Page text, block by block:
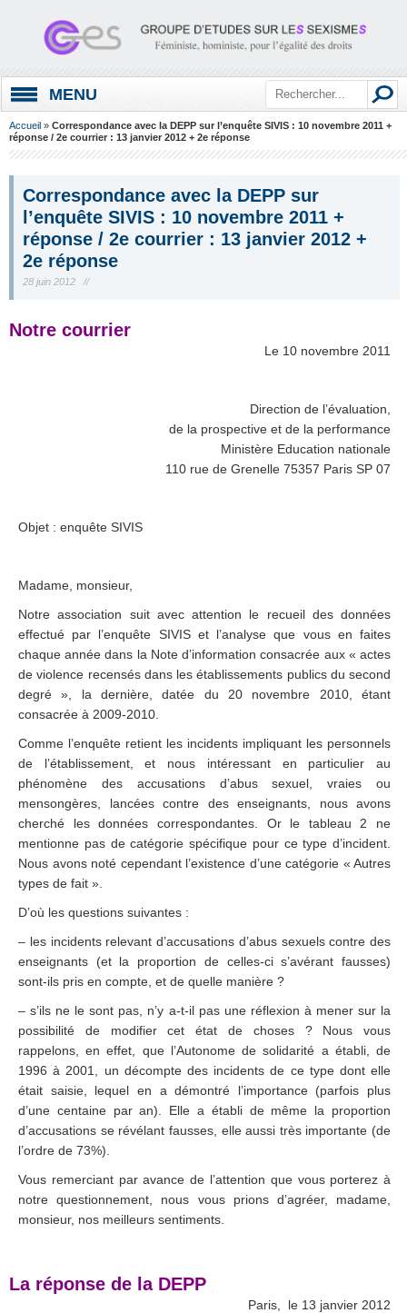
MENU
Accueil » Correspondance avec la DEPP sur l’enquête SIVIS : 10 novembre 2011 +
réponse / 2e courrier : 13 janvier 2012 + 2e réponse
Correspondance avec la DEPP sur
l’enquête SIVIS : 10 novembre 2011 +
réponse / 2e courrier : 13 janvier 2012 +
2e réponse
28 juin 2012 //
Notre courrier
Le 10 novembre 2011
Direction de l’évaluation,
de la prospective et de la performance
Ministère Education nationale
110 rue de Grenelle 75357 Paris SP 07
Objet : enquête SIVIS
Madame, monsieur,
Notre association suit avec attention le recueil des données
effectué par l’enquête SIVIS et l’analyse que vous en faites
chaque année dans la Note d’information consacrée aux « actes
de violence recensés dans les établissements publics du second
degré », la dernière, datée du 20 novembre 2010, étant
consacrée à 2009-2010.
Comme l’enquête retient les incidents impliquant les personnels
de l’établissement, et nous intéressant en particulier au
phénomène des accusations d’abus sexuel, vraies ou
mensongères, lancées contre des enseignants, nous avons
cherché les données correspondantes. Or le tableau 2 ne
mentionne pas de catégorie spécifique pour ce type d’incident.
Nous avons noté cependant l’existence d’une catégorie « Autres
types de fait ».
D’où les questions suivantes :
– les incidents relevant d’accusations d’abus sexuels contre des
enseignants (et la proportion de celles-ci s’avérant fausses)
sont-ils pris en compte, et de quelle manière ?
– s’ils ne le sont pas, n’y a-t-il pas une réflexion à mener sur la
possibilité de modifier cet état de choses ? Nous vous
rappelons, en effet, que l’Autonome de solidarité a établi, de
1996 à 2001, un décompte des incidents de ce type dont elle
était saisie, lequel en a démontré l’importance (parfois plus
d’une centaine par an). Elle a établi de même la proportion
d’accusations se révélant fausses, elle aussi très importante (de
l’ordre de 73%).
Vous remerciant par avance de l’attention que vous porterez à
notre questionnement, nous vous prions d’agréer, madame,
monsieur, nos meilleurs sentiments.
La réponse de la DEPP
Paris, le 13 janvier 2012